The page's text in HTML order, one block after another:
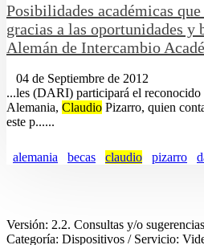
Posibilidades académicas
gracias a las oportunidades y
Alemán de Intercambio
04 de Septiembre de 2012
...les (DARI) participará el reconocido
Alemania, Claudio Pizarro, quien
este p......
alemania becas claudio pizarro
Versión: 2.2. Consultas y/o
Categoría: Dispositivos / Servicio: